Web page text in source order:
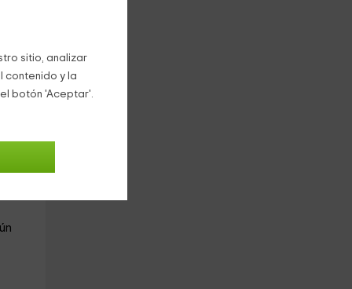
sitio, analizar
contenido y la
botón 'Aceptar'.